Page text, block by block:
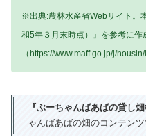
※出典:農林水産省Webサイト。
和5年３月末時点）』を参考に作
（https://www.maff.go.jp/j/
『ぶーちゃんばあばの貸し畑
ゃんばあばの畑のコンテンツ